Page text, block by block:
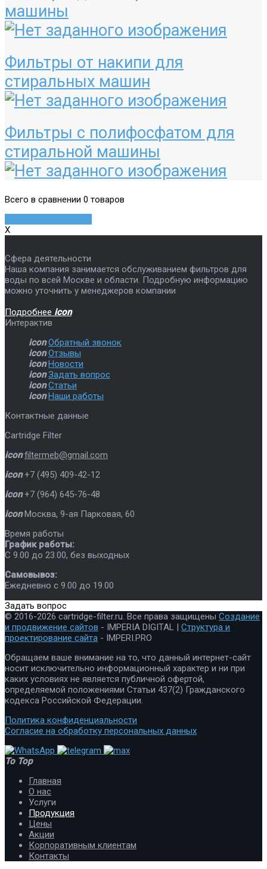
машины
Фильтры от накипи для
стиральных машин
Фильтры с полифосфатом для
стиральной машины
Всего в сравнении 0 товаров
X
Сфера деятельности
Наша компания занимается обслуживанием фильтров для
воды по всей Москве и области. Подробную информацию
можно уточнить у менеджеров компании
Подробнее icon
Интерактив
icon Обратный звонок
icon Отзывы
icon Новости
icon Задать вопрос
icon Статьи
icon Наши работы
Контактные данные
Cartridge Filter
icon filtermeb@gmail.com
icon +7 (495) 409-42-12
icon +7 (964) 645-76-48
icon Москва, 9-ая Парковая, 60
Время работы
График работы:
C 9.00 до 23.00, без выходных
Самовывоз:
Ежедневно с 9.00 до 19.00
Задать вопрос
© 2016-2026 cartridge-filter.ru. Все права защищены Создание
и продвижение сайтов - IMPERIA DIGITAL | Структура и
проектирование сайта - IMPERI.PRO
Обращаем ваше внимание на то, что данный интернет-сайт
носит исключительно информационный характер и ни при
каких условиях не является публичной офертой,
определяемой положениями Статьи 437(2) Гражданского
кодекса Российской Федерации.
Политика конфиденциальности
Согласие на обработку персональных данных
To Top
Главная
О нас
Услуги
Продукция
Цены
Акции
Корпоративным клиентам
Контакты